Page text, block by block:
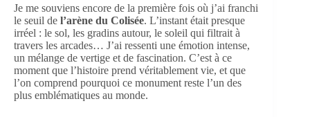
Je me souviens encore de la première fois où j’ai franchi
le seuil de l’arène du Colisée. L’instant était presque
irréel : le sol, les gradins autour, le soleil qui filtrait à
travers les arcades… J’ai ressenti une émotion intense,
un mélange de vertige et de fascination. C’est à ce
moment que l’histoire prend véritablement vie, et que
l’on comprend pourquoi ce monument reste l’un des
plus emblématiques au monde.